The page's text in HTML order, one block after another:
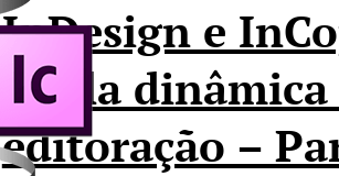
InDesign e
dupla dinâmica
editoração –